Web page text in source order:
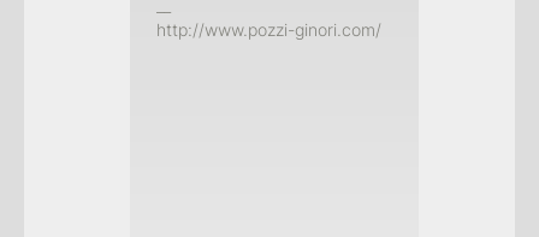
http://www.pozzi-ginori.com/